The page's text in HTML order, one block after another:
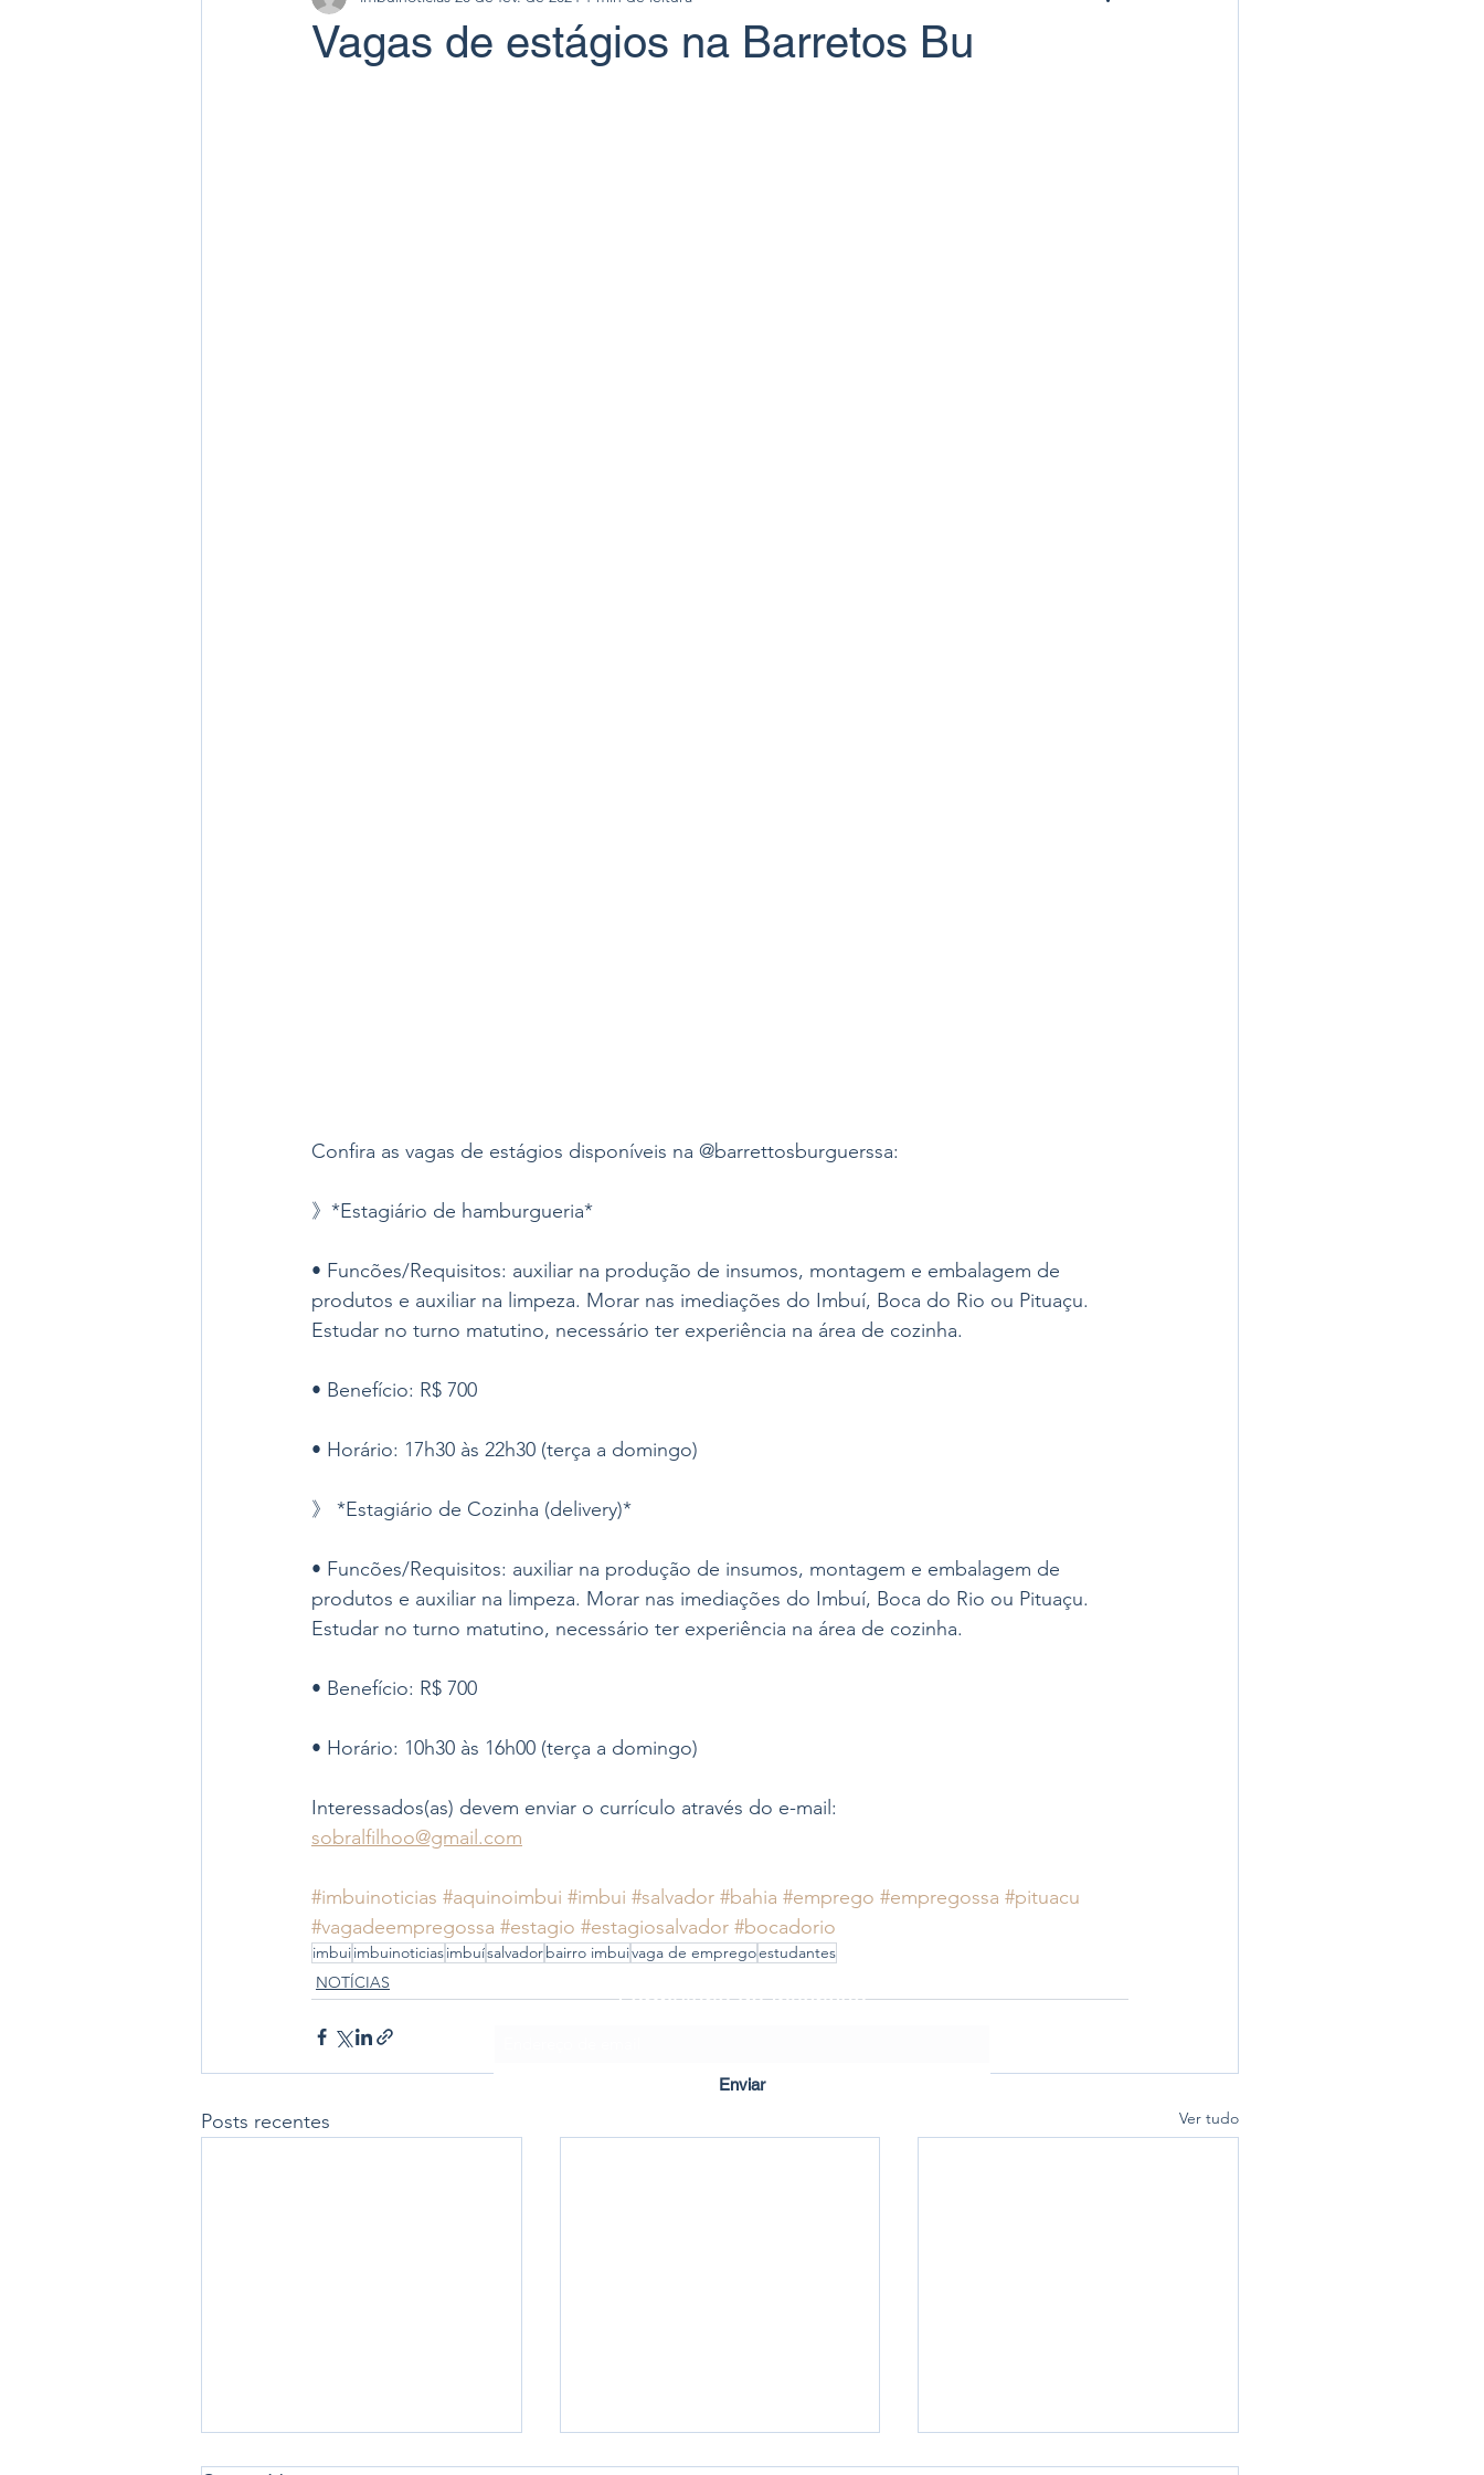
Vagas de estágios na Barretos Bu
Confira as vagas de estágios disponíveis na @barrettosburguerssa:
》*Estagiário de hamburgueria*
• Funcões/Requisitos: auxiliar na produção de insumos, montagem e embalagem de
produtos e auxiliar na limpeza. Morar nas imediações do Imbuí, Boca do Rio ou Pituaçu.
Estudar no turno matutino, necessário ter experiência na área de cozinha.
• Benefício: R$ 700
• Horário: 17h30 às 22h30 (terça a domingo)
》 *Estagiário de Cozinha (delivery)*
• Funcões/Requisitos: auxiliar na produção de insumos, montagem e embalagem de
produtos e auxiliar na limpeza. Morar nas imediações do Imbuí, Boca do Rio ou Pituaçu.
Estudar no turno matutino, necessário ter experiência na área de cozinha.
• Benefício: R$ 700
• Horário: 10h30 às 16h00 (terça a domingo)
Interessados(as) devem enviar o currículo através do e-mail:
sobralfilhoo@gmail.com
#imbuinoticias #aquinoimbui #imbui #salvador #bahia #emprego #empregossa #pituacu
#vagadeempregossa #estagio #estagiosalvador #bocadorio
imbuiimbuinoticiasimbuísalvadorbairro imbuivaga de empregoestudantes
NOTÍCIAS
Posts recentes Ver tudo
Formulário de Inscrição
Enviar